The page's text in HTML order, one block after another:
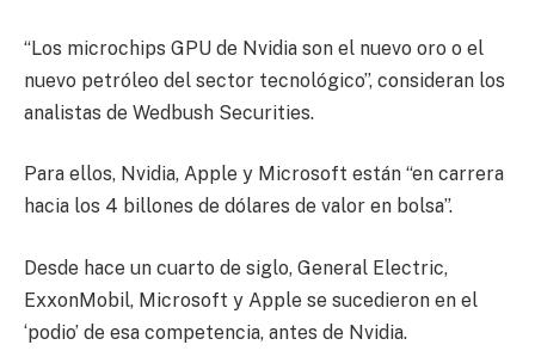
“Los microchips GPU de Nvidia son el nuevo oro o el
nuevo petróleo del sector tecnológico”, consideran los
analistas de Wedbush Securities.
Para ellos, Nvidia, Apple y Microsoft están “en carrera
hacia los 4 billones de dólares de valor en bolsa”.
Desde hace un cuarto de siglo, General Electric,
ExxonMobil, Microsoft y Apple se sucedieron en el
‘podio’ de esa competencia, antes de Nvidia.